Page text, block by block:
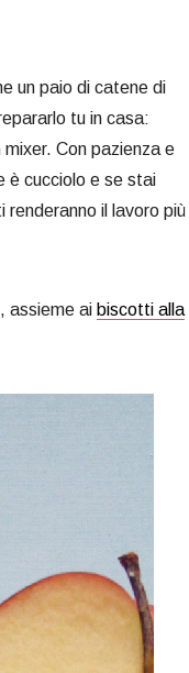
un paio di catene di
tu in casa:
Con pazienza e
è cucciolo e se stai
renderanno il lavoro più
assieme ai biscotti alla